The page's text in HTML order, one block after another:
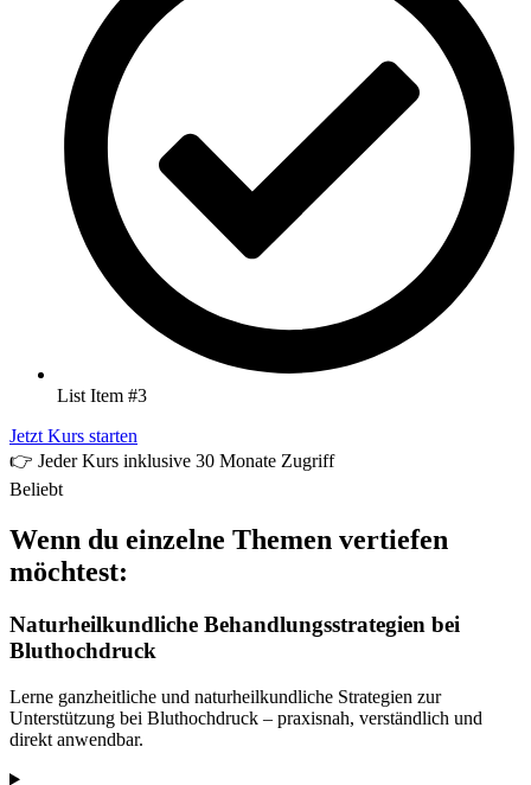
List Item #3
Jetzt Kurs starten
👉 Jeder Kurs inklusive 30 Monate Zugriff
Beliebt
Wenn du einzelne Themen vertiefen
möchtest:
Naturheilkundliche Behandlungsstrategien bei
Bluthochdruck
Lerne ganzheitliche und naturheilkundliche Strategien zur
Unterstützung bei Bluthochdruck – praxisnah, verständlich und
direkt anwendbar.